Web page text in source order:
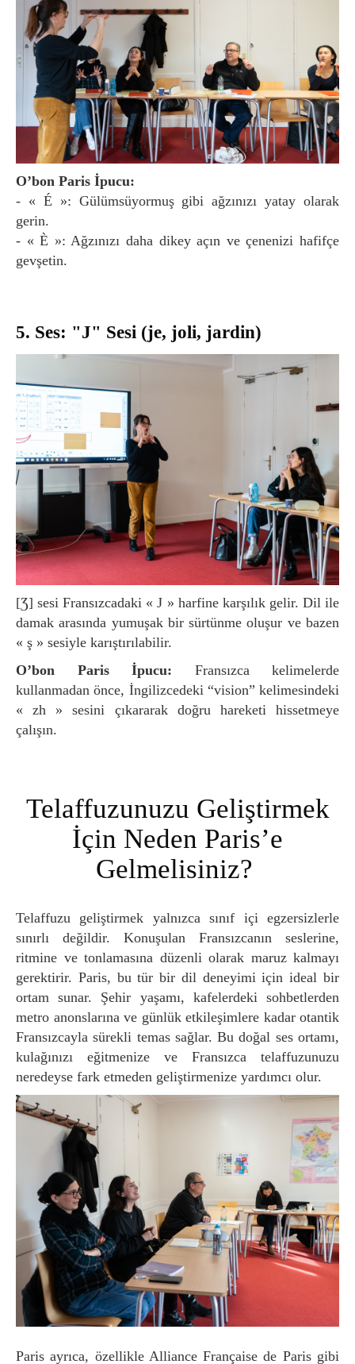
O’bon Paris İpucu:
- « É »: Gülümsüyormuş gibi ağzınızı yatay olarak
gerin.
- « È »: Ağzınızı daha dikey açın ve çenenizi hafifçe
gevşetin.
5. Ses: "J" Sesi (je, joli, jardin)
[ʒ] sesi Fransızcadaki « J » harfine karşılık gelir. Dil ile
damak arasında yumuşak bir sürtünme oluşur ve bazen
« ş » sesiyle karıştırılabilir.
O’bon Paris İpucu: Fransızca kelimelerde
kullanmadan önce, İngilizcedeki “vision” kelimesindeki
« zh » sesini çıkararak doğru hareketi hissetmeye
çalışın.
Telaffuzunuzu Geliştirmek
İçin Neden Paris’e
Gelmelisiniz?
Telaffuzu geliştirmek yalnızca sınıf içi egzersizlerle
sınırlı değildir. Konuşulan Fransızcanın seslerine,
ritmine ve tonlamasına düzenli olarak maruz kalmayı
gerektirir. Paris, bu tür bir dil deneyimi için ideal bir
ortam sunar. Şehir yaşamı, kafelerdeki sohbetlerden
metro anonslarına ve günlük etkileşimlere kadar otantik
Fransızcayla sürekli temas sağlar. Bu doğal ses ortamı,
kulağınızı eğitmenize ve Fransızca telaffuzunuzu
neredeyse fark etmeden geliştirmenize yardımcı olur.
Paris ayrıca, özellikle Alliance Française de Paris gibi